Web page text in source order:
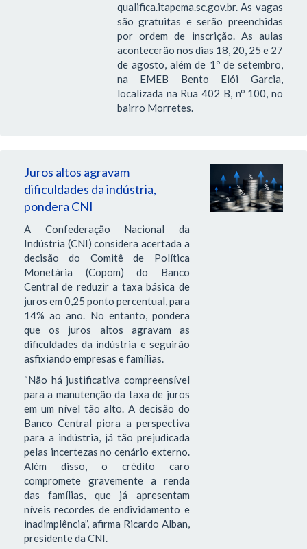
qualifica.itapema.sc.gov.br. As vagas
são gratuitas e serão preenchidas
por ordem de inscrição. As aulas
acontecerão nos dias 18, 20, 25 e 27
de agosto, além de 1º de setembro,
na EMEB Bento Elói Garcia,
localizada na Rua 402 B, nº 100, no
bairro Morretes.
Juros altos agravam
dificuldades da indústria,
pondera CNI
A Confederação Nacional da
Indústria (CNI) considera acertada a
decisão do Comitê de Política
Monetária (Copom) do Banco
Central de reduzir a taxa básica de
juros em 0,25 ponto percentual, para
14% ao ano. No entanto, pondera
que os juros altos agravam as
dificuldades da indústria e seguirão
asfixiando empresas e famílias.
“Não há justificativa compreensível
para a manutenção da taxa de juros
em um nível tão alto. A decisão do
Banco Central piora a perspectiva
para a indústria, já tão prejudicada
pelas incertezas no cenário externo.
Além disso, o crédito caro
compromete gravemente a renda
das famílias, que já apresentam
níveis recordes de endividamento e
inadimplência”, afirma Ricardo Alban,
presidente da CNI.